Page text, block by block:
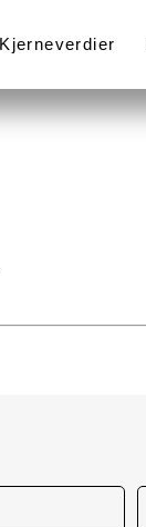
Kjerneverdier